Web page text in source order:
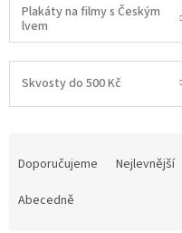
Plakáty na filmy s Českým
lvem
Skvosty do 500 Kč
Doporučujeme Nejlevnější
Abecedně